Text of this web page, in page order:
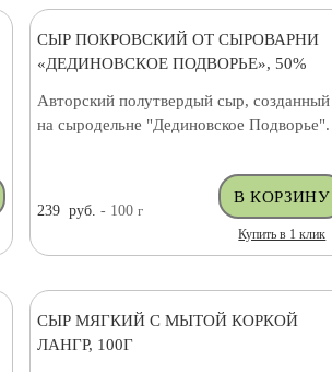
СЫР ПОКРОВСКИЙ ОТ СЫРОВАРНИ
«ДЕДИНОВСКОЕ ПОДВОРЬЕ», 50%
Авторский полутвердый сыр, созданный
на сыродельне "Дединовское Подворье".
239 руб. - 100 г
Купить в 1 клик
СЫР МЯГКИЙ С МЫТОЙ КОРКОЙ
ЛАНГР, 100Г